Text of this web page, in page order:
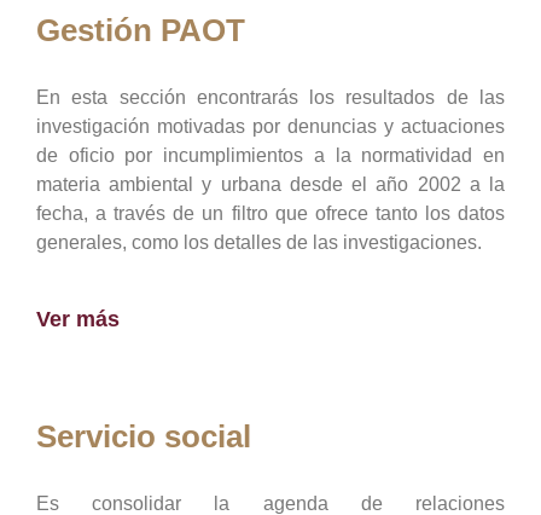
Gestión PAOT
En esta sección encontrarás los resultados de las
investigación motivadas por denuncias y actuaciones
de oficio por incumplimientos a la normatividad en
materia ambiental y urbana desde el año 2002 a la
fecha, a través de un filtro que ofrece tanto los datos
generales, como los detalles de las investigaciones.
Ver más
Servicio social
Es consolidar la agenda de relaciones